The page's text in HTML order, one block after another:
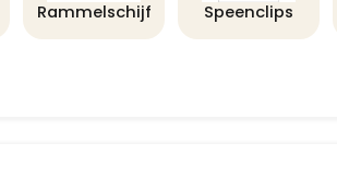
Rammelschijf Speenclips